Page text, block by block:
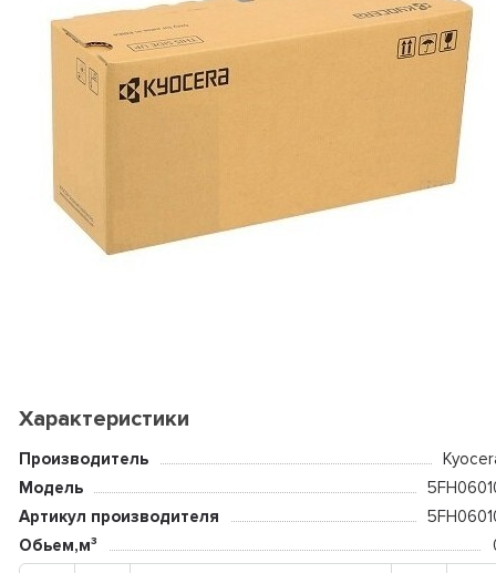
Характеристики
Производитель
Модель
Артикул производителя
Обьем,м³